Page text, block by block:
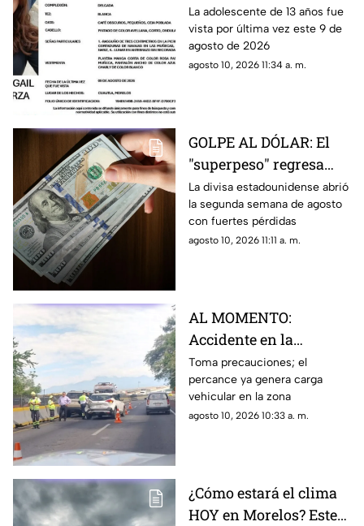
menor DESAPARECIDA
en Cuautla
La adolescente de 13 años fue
vista por última vez este 9 de
agosto de 2026
agosto 10, 2026 11:34 a. m.
GOLPE AL DÓLAR: El
"superpeso" regresa
este inicio de semana;
estoy cuesta HOY 10 de
agosto
La divisa estadounidense abrió
la segunda semana de agosto
con fuertes pérdidas
agosto 10, 2026 11:11 a. m.
AL MOMENTO:
Accidente en la
Cuernavaca-Acapulco
provoca cierre parcial
HOY 10 de agosto
Toma precauciones; el
percance ya genera carga
vehicular en la zona
agosto 10, 2026 10:33 a. m.
¿Cómo estará el clima
HOY en Morelos? Este